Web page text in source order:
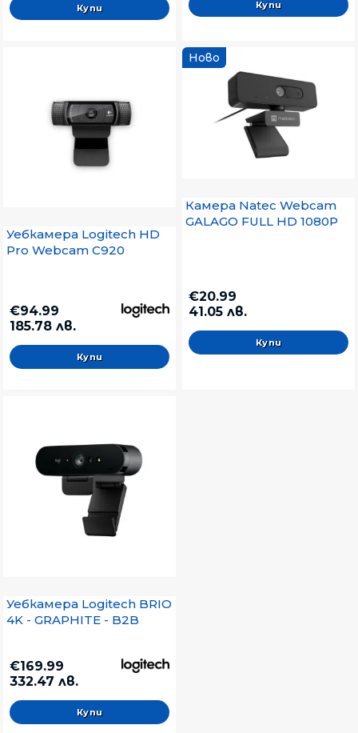
Уебкамера Logitech HD
Pro Webcam C920
€94.99
185.78 лв.
Ново
Камера Natec Webcam
GALAGO FULL HD 1080P
€20.99
41.05 лв.
Уебкамера Logitech BRIO
4K - GRAPHITE - B2B
€169.99
332.47 лв.